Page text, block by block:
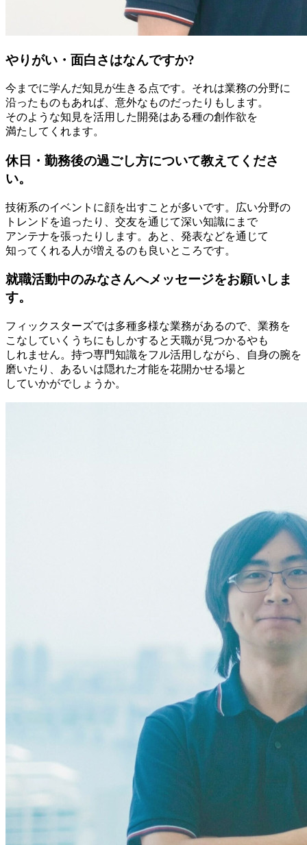
やりがい・面白さはなんですか?
今までに学んだ知見が生きる 点です。 それは業務の分野に
沿った ものもあれば、 意外な ものだったりもします。
そのような知見を活用した 開発はある種の創作欲を
満たしてくれます。
休日・勤務後の過ごし方について教えてくださ
い。
技術系のイベントに顔を出すことが多いです。 広い分野の
トレンドを追ったり、 交友を通じて深い知識にまで
アンテナを張ったりします。 あと、 発表などを通じて
知ってくれる 人が増えるのも 良いところです。
就職活動中のみなさんへメッセージをお願いしま
す。
フィックスターズでは多種多様な業務があるので、 業務を
こなしていく うちにもしかすると 天職が見つかるやも
しれません。 持つ専門知識をフル活用しながら、 自身の腕を
磨いたり、 あるいは隠れた才能を花開かせる場と
していかがでしょうか。